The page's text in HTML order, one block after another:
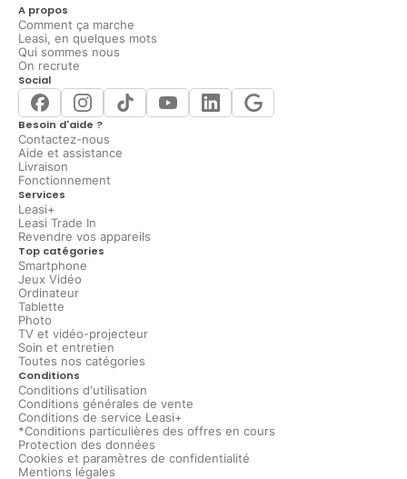
A propos
Comment ça marche
Leasi, en quelques mots
Qui sommes nous
On recrute
Social
Besoin d'aide ?
Contactez-nous
Aide et assistance
Livraison
Fonctionnement
Services
Leasi+
Leasi Trade In
Revendre vos appareils
Top catégories
Smartphone
Jeux Vidéo
Ordinateur
Tablette
Photo
TV et vidéo-projecteur
Soin et entretien
Toutes nos catégories
Conditions
Conditions d'utilisation
Conditions générales de vente
Conditions de service Leasi+
*Conditions particulières des offres en cours
Protection des données
Cookies et paramètres de confidentialité
Mentions légales